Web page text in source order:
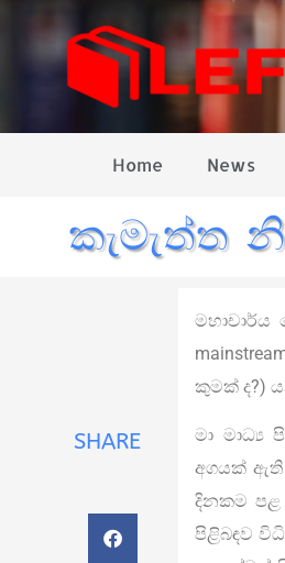
Home News
කැමැත්ත
SHARE
කුමක් ද?)
මා මාධ්‍ය
අගයක් ඇති
දිනකම පළ
පිළිබඳව